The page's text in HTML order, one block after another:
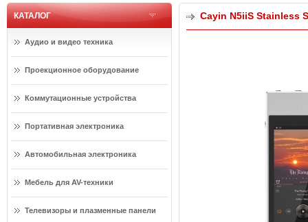
КАТАЛОГ
Аудио и видео техника
Проекционное оборудование
Коммутационные устройства
Портативная электроника
Автомобильная электроника
Мебель для AV-техники
Телевизоры и плазменные панели
Cayin N5iiS Stainless